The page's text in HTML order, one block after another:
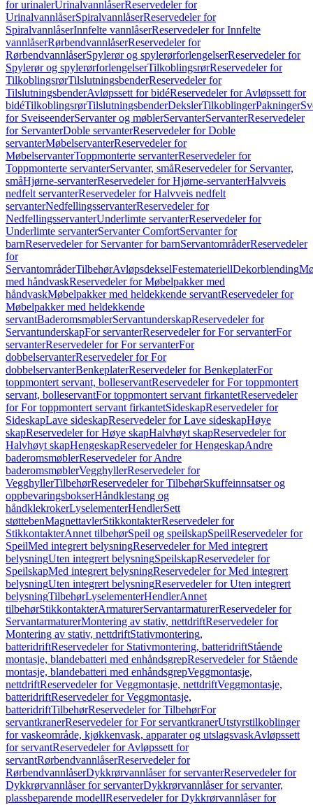
for urinalerUrinalvannlåserReservedeler for
UrinalvannlåserSpiralvannlåserReservedeler for
SpiralvannlåserInnfelte vannlåserReservedeler for Innfelte
vannlåserRørbendvannlåserReservedeler for
RørbendvannlåserSpylerør og spylerørforlengelserReservedeler for
Spylerør og spylerørforlengelserTilkoblingsrørReservedeler for
TilkoblingsrørTilslutningsbenderReservedeler for
TilslutningsbenderAvløpssett for bidéReservedeler for Avløpssett for
bidéTilkoblingsrørTilslutningsbenderDekslerTilkoblingerPakninger
for SveiseenderServanter og møblerServanterServanterReservedeler
for ServanterDoble servanterReservedeler for Doble
servanterMøbelservanterReservedeler for
MøbelservanterToppmonterte servanterReservedeler for
Toppmonterte servanterServanter, småReservedeler for Servanter,
småHjørne-servanterReservedeler for Hjørne-servanterHalvveis
nedfelt servanterReservedeler for Halvveis nedfelt
servanterNedfellingsservanterReservedeler for
NedfellingsservanterUnderlimte servanterReservedeler for
Underlimte servanterServanter ComfortServanter for
barnReservedeler for Servanter for barnServantområderReservedeler
for
ServantområderTilbehørAvløpsdekselFestemateriellDekorblending
med håndvaskReservedeler for Møbelpakker med
håndvaskMøbelpakker med heldekkende servantReservedeler for
Møbelpakker med heldekkende
servantBaderomsmøblerServantunderskapReservedeler for
ServantunderskapFor servanterReservedeler for For servanterFor
servanterReservedeler for For servanterFor
dobbelservanterReservedeler for For
dobbelservanterBenkeplaterReservedeler for BenkeplaterFor
toppmontert servant, bolleservantReservedeler for For toppmontert
servant, bolleservantFor toppmontert servant firkantetReservedeler
for For toppmontert servant firkantetSideskapReservedeler for
SideskapLave sideskapReservedeler for Lave sideskapHøye
skapReservedeler for Høye skapHalvhøyt skapReservedeler for
Halvhøyt skapHengeskapReservedeler for HengeskapAndre
baderomsmøblerReservedeler for Andre
baderomsmøblerVegghyllerReservedeler for
VegghyllerTilbehørReservedeler for TilbehørSkuffeinnsatser og
oppbevaringsbokserHåndklestang og
håndklekrokerLyselementerHendlerSett
støttebenMagnettavlerStikkontakterReservedeler for
StikkontakterAnnet tilbehørSpeil og speilskapSpeilReservedeler for
SpeilMed integrert belysningReservedeler for Med integrert
belysningUten integrert belysningSpeilskapReservedeler for
SpeilskapMed integrert belysningReservedeler for Med integrert
belysningUten integrert belysningReservedeler for Uten integrert
belysningTilbehørLyselementerHendlerAnnet
tilbehørStikkontakterArmaturerServantarmaturerReservedeler for
ServantarmaturerMontering av stativ, nettdriftReservedeler for
Montering av stativ, nettdriftStativmontering,
batteridriftReservedeler for Stativmontering, batteridriftStående
montasje, blandebatteri med enhåndsgrepReservedeler for Stående
montasje, blandebatteri med enhåndsgrepVeggmontasje,
nettdriftReservedeler for Veggmontasje, nettdriftVeggmontasje,
batteridriftReservedeler for Veggmontasje,
batteridriftTilbehørReservedeler for TilbehørFor
servantkranerReservedeler for For servantkranerUtstyrstilkoblinger
for vaskeområde, kjøkkenvask, apparater og utslagsvaskAvløpssett
for servantReservedeler for Avløpssett for
servantRørbendvannlåserReservedeler for
RørbendvannlåserDykkrørvannlåser for servanterReservedeler for
Dykkrørvannlåser for servanterDykkrørvannlåser for servanter,
plassbeparende modellReservedeler for Dykkrørvannlåser for